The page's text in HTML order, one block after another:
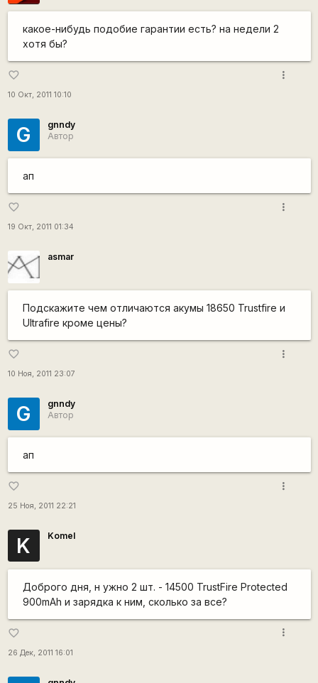
какое-нибудь подобие гарантии есть? на недели 2
хотя бы?
favorite_border
10 Окт, 2011 10:10
more_vert
G
gnndy
Автор
ап
favorite_border
19 Окт, 2011 01:34
more_vert
asmar
Подскажите чем отличаются акумы 18650 Trustfire и
Ultrafire кроме цены?
favorite_border
10 Ноя, 2011 23:07
more_vert
G
gnndy
Автор
ап
favorite_border
25 Ноя, 2011 22:21
more_vert
K Komel
Доброго дня, н ужно 2 шт. - 14500 TrustFire Protected
900mAh и зарядка к ним, сколько за все?
favorite_border
26 Дек, 2011 16:01
more_vert